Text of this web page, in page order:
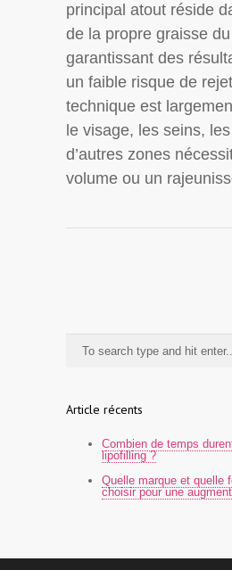
principal atout réside
de la propre graisse
garantissant des
un faible risque de
technique est
le visage, les seins,
d’autres zones
volume ou un
Article récents
Combien de temps
lipofilling ?
Quelle marque et quelle
choisir pour une